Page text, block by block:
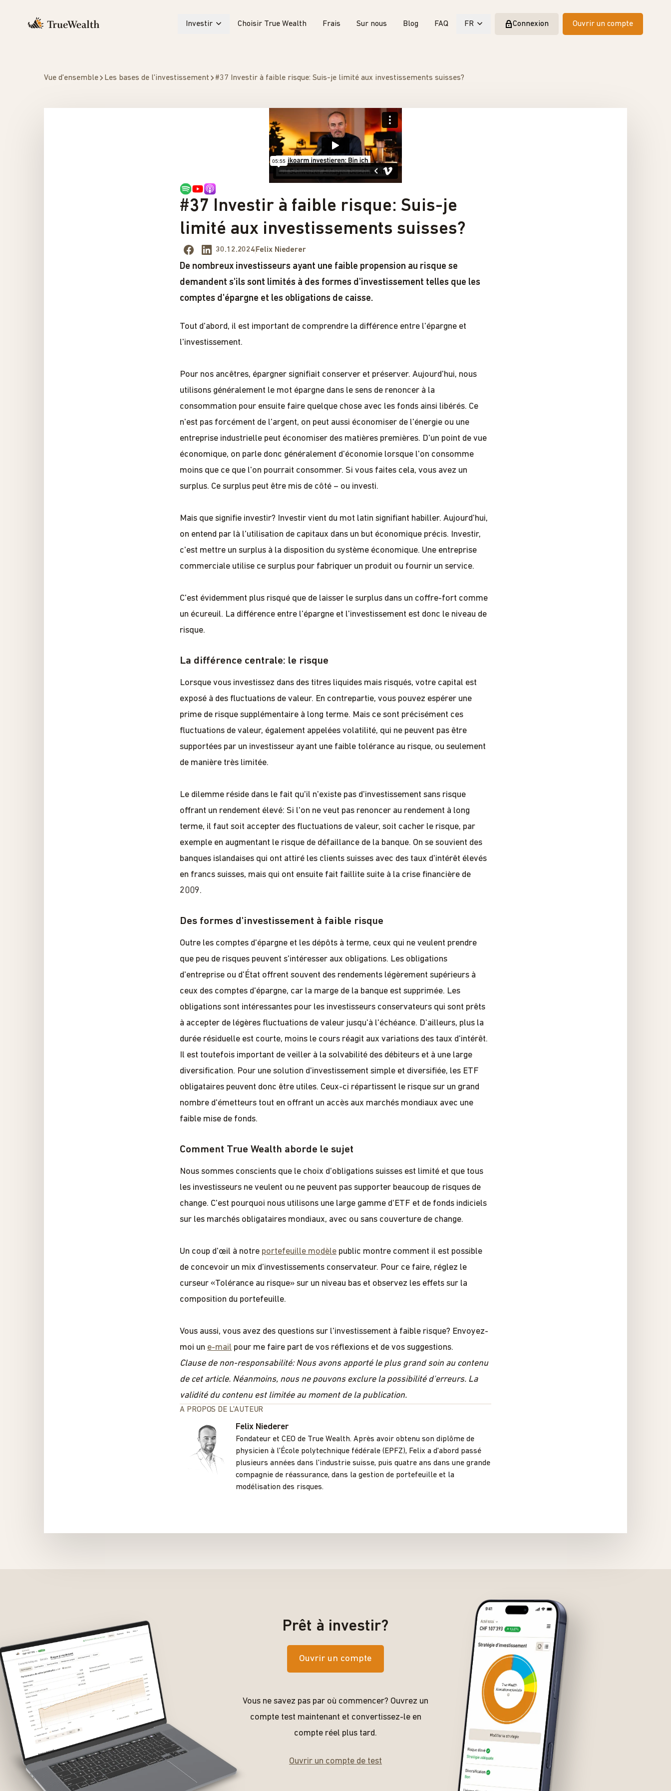
Investir Choisir True Wealth Frais Sur nous Blog FAQ FR Connexion Ouvrir un compte
Vue d'ensemble Les bases de l'investissement #37 Investir à faible risque: Suis-je limité aux investissements suisses?
#37 Investir à faible risque: Suis-je
limité aux investissements suisses?
30.12.2024 Felix Niederer
De nombreux investisseurs ayant une faible propension au risque se
demandent s'ils sont limités à des formes d'investissement telles que les
comptes d'épargne et les obligations de caisse.
Tout d'abord, il est important de comprendre la différence entre l'épargne et
l'investissement.
Pour nos ancêtres, épargner signifiait conserver et préserver. Aujourd'hui, nous
utilisons généralement le mot épargne dans le sens de renoncer à la
consommation pour ensuite faire quelque chose avec les fonds ainsi libérés. Ce
n'est pas forcément de l'argent, on peut aussi économiser de l'énergie ou une
entreprise industrielle peut économiser des matières premières. D'un point de vue
économique, on parle donc généralement d'économie lorsque l'on consomme
moins que ce que l'on pourrait consommer. Si vous faites cela, vous avez un
surplus. Ce surplus peut être mis de côté – ou investi.
Mais que signifie investir? Investir vient du mot latin signifiant habiller. Aujourd'hui,
on entend par là l'utilisation de capitaux dans un but économique précis. Investir,
c'est mettre un surplus à la disposition du système économique. Une entreprise
commerciale utilise ce surplus pour fabriquer un produit ou fournir un service.
C'est évidemment plus risqué que de laisser le surplus dans un coffre-fort comme
un écureuil. La différence entre l'épargne et l'investissement est donc le niveau de
risque.
La différence centrale: le risque
Lorsque vous investissez dans des titres liquides mais risqués, votre capital est
exposé à des fluctuations de valeur. En contrepartie, vous pouvez espérer une
prime de risque supplémentaire à long terme. Mais ce sont précisément ces
fluctuations de valeur, également appelées volatilité, qui ne peuvent pas être
supportées par un investisseur ayant une faible tolérance au risque, ou seulement
de manière très limitée.
Le dilemme réside dans le fait qu'il n'existe pas d'investissement sans risque
offrant un rendement élevé: Si l'on ne veut pas renoncer au rendement à long
terme, il faut soit accepter des fluctuations de valeur, soit cacher le risque, par
exemple en augmentant le risque de défaillance de la banque. On se souvient des
banques islandaises qui ont attiré les clients suisses avec des taux d'intérêt élevés
en francs suisses, mais qui ont ensuite fait faillite suite à la crise financière de
2009.
Des formes d'investissement à faible risque
Outre les comptes d'épargne et les dépôts à terme, ceux qui ne veulent prendre
que peu de risques peuvent s'intéresser aux obligations. Les obligations
d'entreprise ou d'État offrent souvent des rendements légèrement supérieurs à
ceux des comptes d'épargne, car la marge de la banque est supprimée. Les
obligations sont intéressantes pour les investisseurs conservateurs qui sont prêts
à accepter de légères fluctuations de valeur jusqu'à l'échéance. D'ailleurs, plus la
durée résiduelle est courte, moins le cours réagit aux variations des taux d'intérêt.
Il est toutefois important de veiller à la solvabilité des débiteurs et à une large
diversification. Pour une solution d'investissement simple et diversifiée, les ETF
obligataires peuvent donc être utiles. Ceux-ci répartissent le risque sur un grand
nombre d'émetteurs tout en offrant un accès aux marchés mondiaux avec une
faible mise de fonds.
Comment True Wealth aborde le sujet
Nous sommes conscients que le choix d'obligations suisses est limité et que tous
les investisseurs ne veulent ou ne peuvent pas supporter beaucoup de risques de
change. C'est pourquoi nous utilisons une large gamme d'ETF et de fonds indiciels
sur les marchés obligataires mondiaux, avec ou sans couverture de change.
Un coup d'œil à notre portefeuille modèle public montre comment il est possible
de concevoir un mix d'investissements conservateur. Pour ce faire, réglez le
curseur «Tolérance au risque» sur un niveau bas et observez les effets sur la
composition du portefeuille.
Vous aussi, vous avez des questions sur l'investissement à faible risque? Envoyez-
moi un e-mail pour me faire part de vos réflexions et de vos suggestions.
Clause de non-responsabilité: Nous avons apporté le plus grand soin au contenu
de cet article. Néanmoins, nous ne pouvons exclure la possibilité d'erreurs. La
validité du contenu est limitée au moment de la publication.
A PROPOS DE L'AUTEUR
Felix Niederer
Fondateur et CEO de True Wealth. Après avoir obtenu son diplôme de
physicien à l'École polytechnique fédérale (EPFZ), Felix a d'abord passé
plusieurs années dans l'industrie suisse, puis quatre ans dans une grande
compagnie de réassurance, dans la gestion de portefeuille et la
modélisation des risques.
Prêt à investir?
Ouvrir un compte
Vous ne savez pas par où commencer? Ouvrez un
compte test maintenant et convertissez-le en
compte réel plus tard.
Ouvrir un compte de test